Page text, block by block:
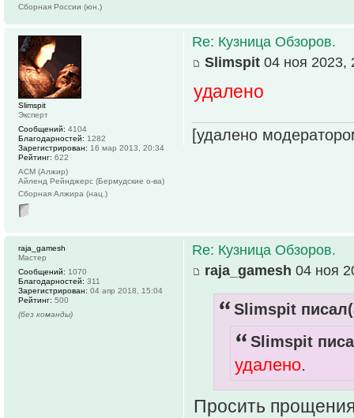
Сборная России (юн.)
Re: Кузница Обзоров.
Slimspit 04 ноя 2023,
удалено
[удалено
Slimspit
Эксперт
Сообщений: 4104
Благодарностей: 1282
Зарегистрирован: 16 мар 2013, 20:34
Рейтинг: 622
АСМ (Алжир)
Айленд Рейнджерс (Бермудские о-ва)
Сборная Алжира (нац.)
Re: Кузница Обзоров.
raja_gamesh 04 ноя
Slimspit
Slimspit
удалено.
Просить
raja_gamesh
Мастер
Сообщений: 1070
Благодарностей: 311
Зарегистрирован: 04 апр 2018, 15:04
Рейтинг: 500
(без команды)